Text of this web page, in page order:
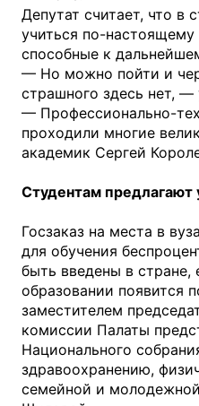
Депутат считает, что в
учиться по-
способные к
— Но можно пойти и
страшного здесь нет,
— Профессионально-
проходили многие
академик Сергей
Студентам предлагают
Госзаказ на места в
для обучения
быть введены в стране,
образовании появится
заместителем
комиссии Палаты
Национального
здравоохранению,
семейной и